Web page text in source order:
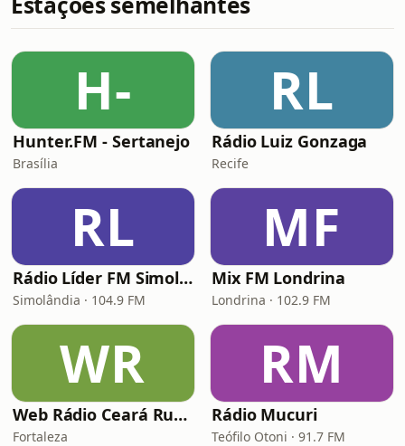
H-
Hunter.FM - Sertanejo
Brasília
RL
Rádio Luiz Gonzaga
Recife
RL
Rádio Líder FM Simolândia
Simolândia · 104.9 FM
MF
Mix FM Londrina
Londrina · 102.9 FM
WR
Web Rádio Ceará Rural
Fortaleza
RM
Rádio Mucuri
Teófilo Otoni · 91.7 FM